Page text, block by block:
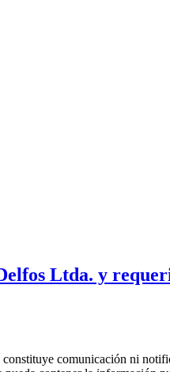
Ltda. y
comunicación ni